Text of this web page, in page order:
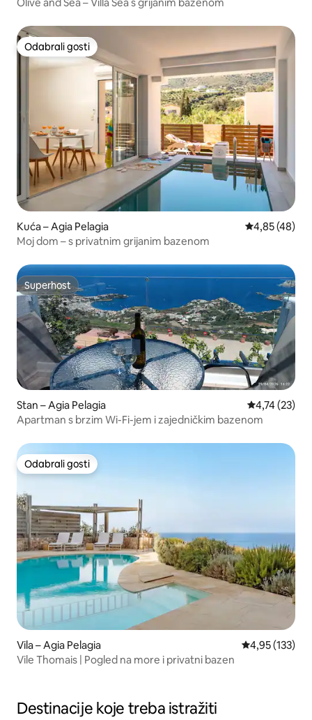
Odabrali gosti
Odabrali gosti
Kuća – Agia Pelagia Prosječna
4,85 (48)
Moj dom – s privatnim grijanim bazenom
Superhost
Superhost
Stan – Agia Pelagia Prosječna
4,74 (23)
Apartman s brzim Wi-Fi-jem i zajedničkim bazenom
Odabrali gosti
Odabrali gosti
Vila – Agia Pelagia Prosječna
4,95 (133)
Vile Thomais | Pogled na more i privatni bazen
Destinacije koje treba istražiti